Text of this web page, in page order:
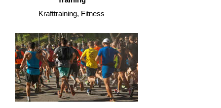
Krafttraining, Fitness